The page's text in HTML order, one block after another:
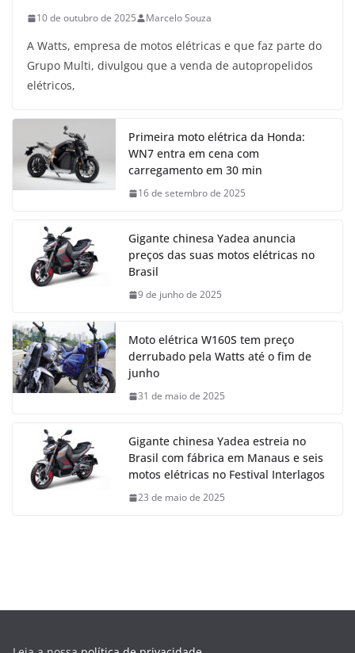
10 de outubro de 2025 Marcelo Souza
A Watts, empresa de motos elétricas e que faz parte do
Grupo Multi, divulgou que a venda de autopropelidos
elétricos,
Primeira moto elétrica da Honda:
WN7 entra em cena com
carregamento em 30 min
16 de setembro de 2025
Gigante chinesa Yadea anuncia
preços das suas motos elétricas no
Brasil
9 de junho de 2025
Moto elétrica W160S tem preço
derrubado pela Watts até o fim de
junho
31 de maio de 2025
Gigante chinesa Yadea estreia no
Brasil com fábrica em Manaus e seis
motos elétricas no Festival Interlagos
23 de maio de 2025